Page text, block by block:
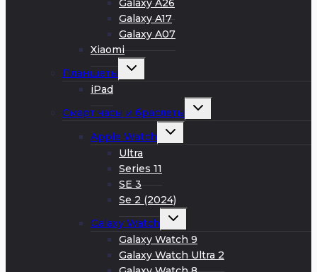
Galaxy A26
Galaxy A17
Galaxy A07
Xiaomi
Планшеты
Развернуть
iPad
Смарт часы и браслеты
Развернуть
Apple Watch
Развернуть
Ultra
Series 11
SE 3
Se 2 (2024)
Galaxy Watch
Развернуть
меню
Galaxy Watch 9
Galaxy Watch Ultra 2